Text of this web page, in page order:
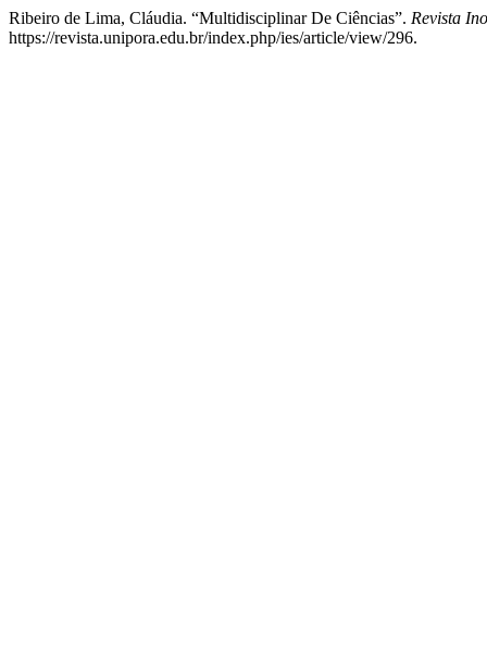
Ribeiro de Lima, Cláudia. “Multidisciplinar De Ciências”. Revista
https://revista.unipora.edu.br/index.php/ies/article/view/296.